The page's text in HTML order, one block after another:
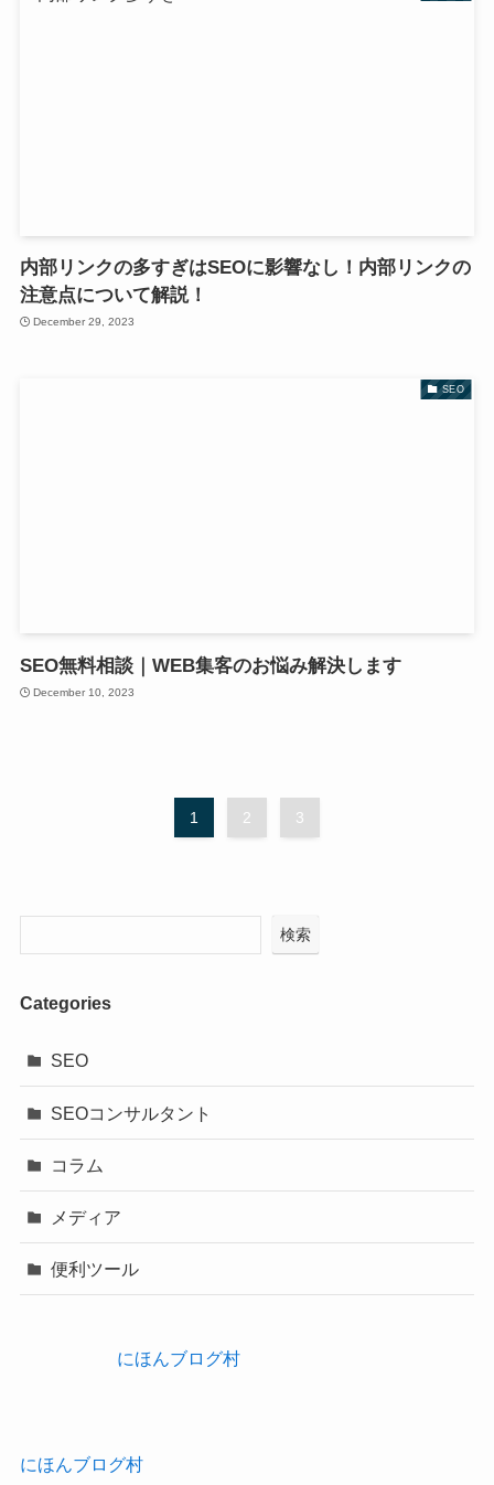
内部リンクの多すぎはSEOに影響なし！内部リンクの
注意点について解説！
December 29, 2023
SEO
SEO無料相談｜WEB集客のお悩み解決します
December 10, 2023
1 2 3
検索
Categories
SEO
SEOコンサルタント
コラム
メディア
便利ツール
にほんブログ村
にほんブログ村